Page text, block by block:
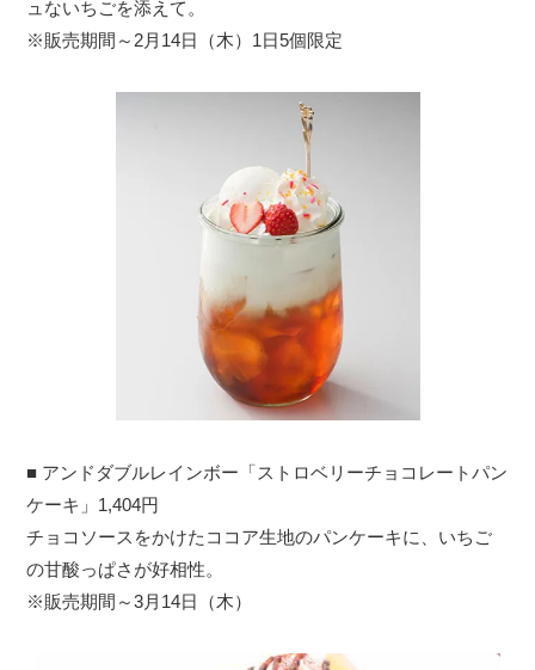
ュないちごを添えて。
※販売期間～2月14日（木）1日5個限定
■ アンドダブルレインボー「ストロベリーチョコレートパン
ケーキ」1,404円
チョコソースをかけたココア生地のパンケーキに、いちご
の甘酸っぱさが好相性。
※販売期間～3月14日（木）